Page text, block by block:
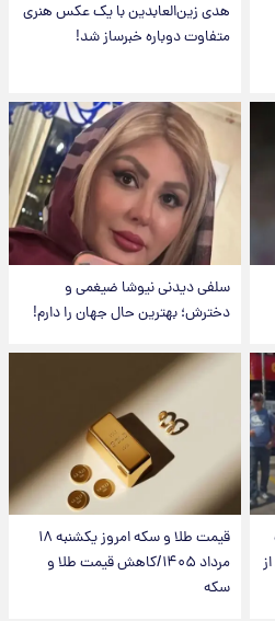
هدی زین‌العابدین با یک عکس هنری
متفاوت دوباره خبرساز شد!
سلفی دیدنی نیوشا ضیغمی و
دخترش؛ بهترین حال جهان را دارم!
قیمت طلا و سکه امروز یکشنبه ۱۸
مرداد ۱۴۰۵/کاهش قیمت طلا و
سکه